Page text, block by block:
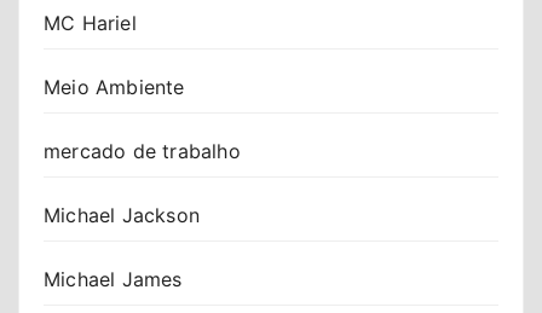
MC Hariel
Meio Ambiente
mercado de trabalho
Michael Jackson
Michael James